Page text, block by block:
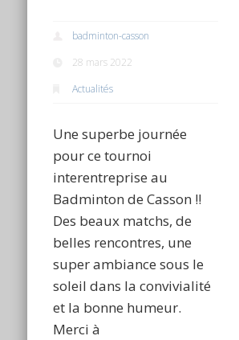
badminton-casson
28 mars 2022
Actualités
Une superbe journée
pour ce tournoi
interentreprise au
Badminton de Casson !!
Des beaux matchs, de
belles rencontres, une
super ambiance sous le
soleil dans la convivialité
et la bonne humeur.
Merci à